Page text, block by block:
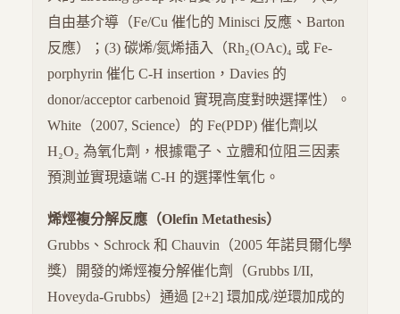
自由基介導（Fe/Cu 催化的 Minisci 反應、Barton
反應）；(3) 碳烯/氮烯插入（Rh₂(OAc)₄ 或 Fe-
porphyrin 催化 C-H insertion，Davies 的
donor/acceptor carbenoid 實現高度對映選擇性）。
White（2007, Science）的 Fe(PDP) 催化劑以
H₂O₂ 為氧化劑，根據電子、立體和位阻三因素
預測並實現遠端 C-H 的選擇性氧化。
烯烴複分解反應（Olefin Metathesis）
Grubbs、Schrock 和 Chauvin（2005 年諾貝爾化學
獎）開發的烯烴複分解催化劑（Grubbs I/II,
Hoveyda-Grubbs）通過 [2+2] 環加成/逆環加成的